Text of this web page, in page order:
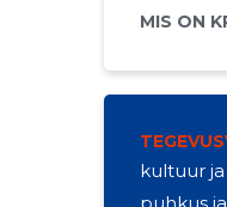
MIS ON
kultuur